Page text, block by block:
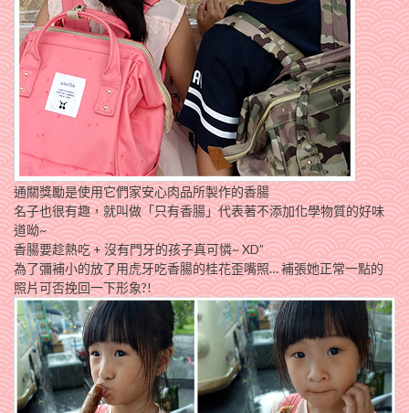
通關獎勵是使用它們家安心肉品所製作的香腸
名子也很有趣，就叫做「只有香腸」代表著不添加化學物質的好味
道呦~
香腸要趁熱吃 + 沒有門牙的孩子真可憐~ XD”
為了彌補小的放了用虎牙吃香腸的桂花歪嘴照… 補張她正常一點的
照片可否挽回一下形象?!